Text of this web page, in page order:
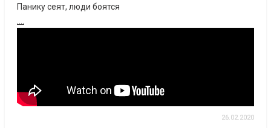
Панику сеят, люди боятся
26.02.2020